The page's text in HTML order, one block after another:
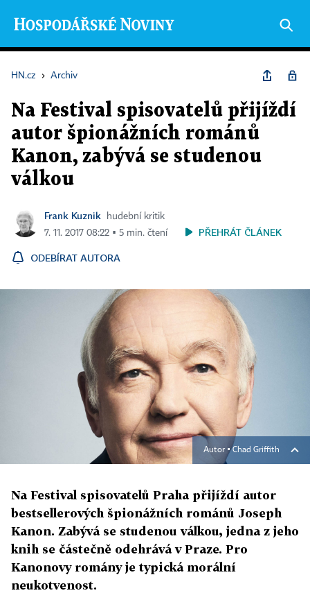
HN.cz › Archiv
Na Festival spisovatelů přijíždí
autor špionážních románů
Kanon, zabývá se studenou
válkou
Frank Kuznik
hudební kritik
7. 11. 2017 08:22 ▪ 5 min. čtení
PŘEHRÁT ČLÁNEK
ODEBÍRAT AUTORA
Autor ▪Chad Griffith
Na Festival spisovatelů Praha přijíždí autor
bestsellerových špionážních románů Joseph
Kanon. Zabývá se studenou válkou, jedna z jeho
knih se částečně odehrává v Praze. Pro
Kanonovy romány je typická morální
neukotvenost.